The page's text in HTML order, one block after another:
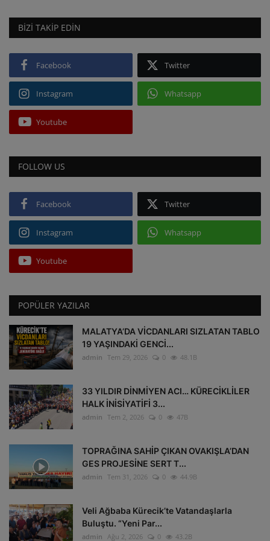
BIZI TAKIP EDIN
Facebook Twitter
Instagram Whatsapp
Youtube
FOLLOW US
Facebook Twitter
Instagram Whatsapp
Youtube
POPÜLER YAZILAR
MALATYA’DA VİCDANLARI SIZLATAN TABLO
19 YAŞINDAKİ GENCİ...
admin Tem 29, 2026 0 48.1B
33 YILDIR DİNMİYEN ACI… KÜRECİKLİLER
HALK İNİSİYATİFİ 3...
admin Tem 2, 2026 0 47B
TOPRAĞINA SAHİP ÇIKAN OVAKIŞLA’DAN
GES PROJESİNE SERT T...
admin Tem 31, 2026 0 44.9B
Veli Ağbaba Kürecik’te Vatandaşlarla
Buluştu. “Yeni Par...
admin Ağu 2, 2026 0 43.2B